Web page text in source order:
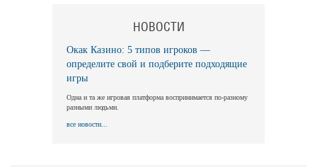
НОВОСТИ
Окак Казино: 5 типов игроков —
определите свой и подберите подходящие
игры
Одна и та же игровая платформа воспринимается по-разному
разными людьми.
все новости...